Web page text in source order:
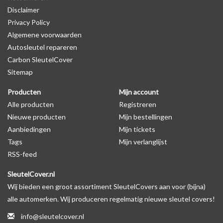
autosleutel behuizing wel zichtbaar is. U kunt dit zelf nagaan door
op de productfoto te kijken of er een logo zichtbaar is.
Levering
Voor 16:00 besteld = Dezelfde dag verzonden
Verzending naar België: 1/3 werkdagen
Specificaties
Merk: SleutelCover
Geschikt voor: Alfa Romeo
Gewicht: 20g
Materiaal: Siliconen
Geschikt voor o.a. de volgende modellen:
* Afhankelijk van het bouwjaar
voorbeeld in de productfoto's
Disclaimer
Privacy Policy
Algemene voorwaarden
Autosleutel repareren
Carbon SleutelCover
Sitemap
Producten
Alle producten
Nieuwe producten
Aanbiedingen
Tags
RSS-feed
Mijn account
Registreren
Mijn bestellingen
Mijn tickets
Mijn verlanglijst
SleutelCover.nl
Wij bieden een groot assortiment SleutelCovers aan voor (bijna)
alle automerken. Wij produceren regelmatig nieuwe sleutel covers!
info@sleutelcover.nl